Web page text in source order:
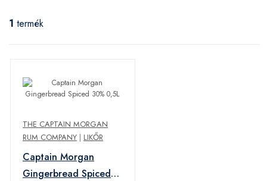
1 termék
THE CAPTAIN MORGAN
RUM COMPANY | LIKŐR
Captain Morgan
Gingerbread Spiced